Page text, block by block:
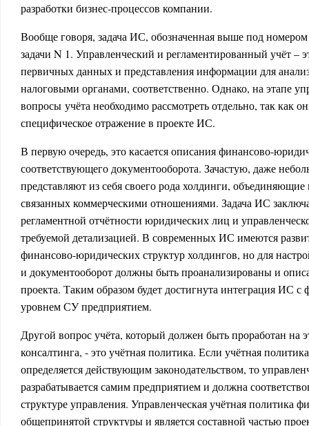
разработки бизнес-процессов компании.
Вообще говоря, задача ИС, обозначенная выше под номером
задачи N 1. Управленческий и регламентированный учёт –
первичных данных и представления информации для
налоговыми органами, соответственно. Однако, на этапе
вопросы учёта необходимо рассмотреть отдельно, так как
специфическое отражение в проекте ИС.
В первую очередь, это касается описания финансово-
соответствующего документооборота. Зачастую, даже
представляют из себя своего рода холдинги,
связанных коммерческими отношениями. Задача ИС
регламентной отчётности юридических лиц и
требуемой детализацией. В современных ИС имеются
финансово-юридических структур холдингов, но для
и документооборот должны быть проанализированы и
проекта. Таким образом будет достигнута интеграция ИС
уровнем СУ предприятием.
Другой вопрос учёта, который должен быть проработан на
консалтинга, - это учётная политика. Если учётная
определяется действующим законодательством, то
разрабатывается самим предприятием и должна
структуре управления. Управленческая учётная политика
общепринятой структуры и является составной частью